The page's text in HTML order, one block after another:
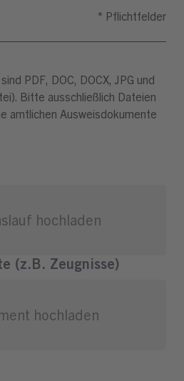
PDF, DOC, DOCX, JPG und
Bitte ausschließlich Dateien
amtlichen Ausweisdokumente